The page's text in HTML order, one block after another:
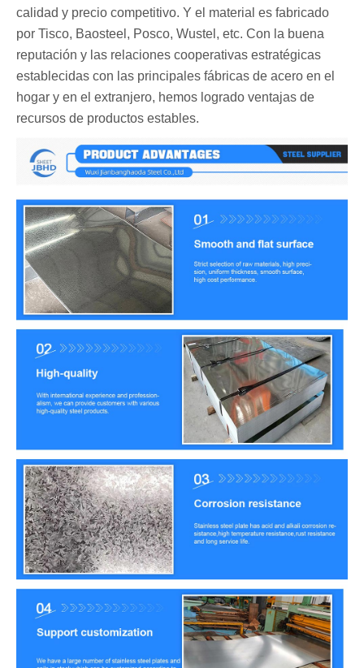
calidad y precio competitivo. Y el material es fabricado
por Tisco, Baosteel, Posco, Wustel, etc. Con la buena
reputación y las relaciones cooperativas estratégicas
establecidas con las principales fábricas de acero en el
hogar y en el extranjero, hemos logrado ventajas de
recursos de productos estables.